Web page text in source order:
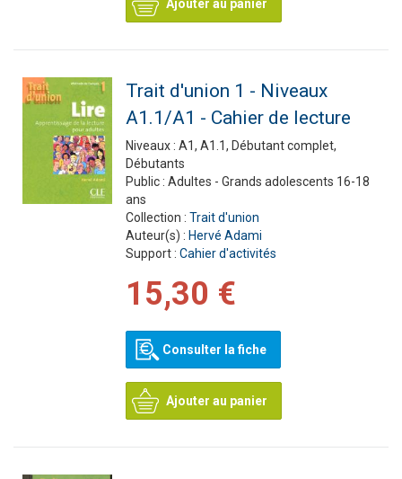
Ajouter au panier
Trait d'union 1 - Niveaux
A1.1/A1 - Cahier de lecture
Niveaux : A1, A1.1, Débutant complet,
Débutants
Public : Adultes - Grands adolescents 16-18
ans
Collection : Trait d'union
Auteur(s) : Hervé Adami
Support : Cahier d'activités
15,30 €
Consulter la fiche
Ajouter au panier